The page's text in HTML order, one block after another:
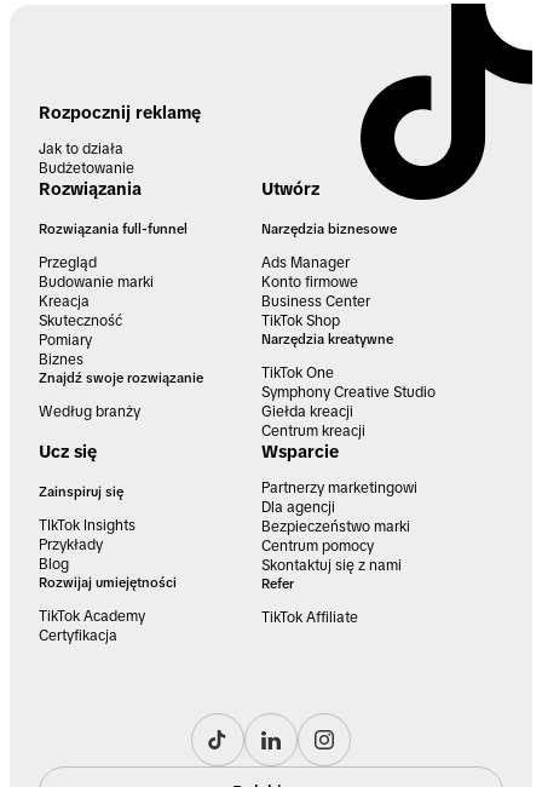
Rozpocznij reklamę
Jak to działa
Budżetowanie
Rozwiązania
Rozwiązania full-funnel
Przegląd
Budowanie marki
Kreacja
Skuteczność
Pomiary
Biznes
Znajdź swoje rozwiązanie
Według branży
Utwórz
Narzędzia biznesowe
Ads Manager
Konto firmowe
Business Center
TikTok Shop
Narzędzia kreatywne
TikTok One
Symphony Creative Studio
Giełda kreacji
Centrum kreacji
Ucz się
Zainspiruj się
TIkTok Insights
Przykłady
Blog
Rozwijaj umiejętności
TikTok Academy
Certyfikacja
Wsparcie
Partnerzy marketingowi
Dla agencji
Bezpieczeństwo marki
Centrum pomocy
Skontaktuj się z nami
Refer
TikTok Affiliate